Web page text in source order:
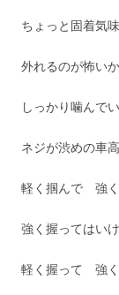
ちょっと固着気
外れるのが怖い
しっかり噛んで
ネジが渋めの車
軽く掴んで 強く
強く握ってはいけ
軽く握って 強く